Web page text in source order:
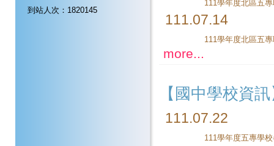
到站人次：1820145
111.07.14
more...
【國中學校資
111.07.22
111學年度五專學